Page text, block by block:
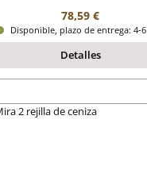
Precio normal:
78,59 €
Disponible, plazo de entrega: 4-
Detalles